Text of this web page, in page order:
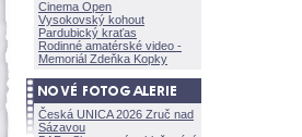
Cinema Open
Vysokovský kohout
Pardubický kraťas
Rodinné amatérské video -
Memoriál Zdeňka Kopky
Česká UNICA 2026 Zruč nad
Sázavou